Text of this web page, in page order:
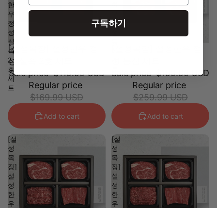
한
우
정
성
실
속
2
호
세
트
[설성목장] 설성한우 정
성 실속 2호 세트
Sale price $119.99 USD
Regular price
$169.99 USD
Add to cart
한
정
Sale price $199.99 USD
Regular price
$259.99 USD
Add to cart
[설
성
목
장]
설
성
한
우
[설
성
목
장]
설
성
한
우
구독하기